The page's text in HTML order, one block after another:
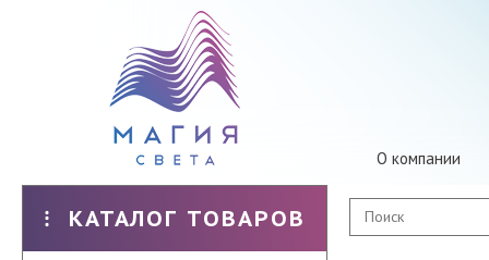
О компании
КАТАЛОГ ТОВАРОВ